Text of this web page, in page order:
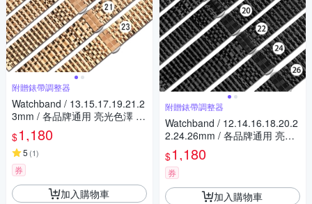
附贈錶帶調整器
Watchband / 13.15.17.19.21.2
3mm / 各品牌通用 亮光色澤 蝴
蝶雙壓扣 不鏽鋼錶帶-玫瑰金色
$1,180
5 (1)
券
加入購物車
附贈錶帶調整器
Watchband / 12.14.16.18.20.2
2.24.26mm / 各品牌通用 亮光
色澤 蝴蝶雙壓扣 不鏽鋼錶帶-
黑色
$1,180
券
加入購物車